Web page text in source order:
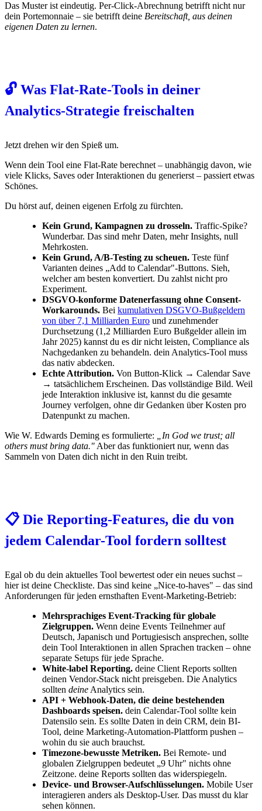
Das Muster ist eindeutig. Per-Click-Abrechnung betrifft nicht nur
dein Portemonnaie – sie betrifft deine Bereitschaft, aus deinen
eigenen Daten zu lernen.
🔓 Was Flat-Rate-Tools in deiner
Analytics-Strategie freischalten
Jetzt drehen wir den Spieß um.
Wenn dein Tool eine Flat-Rate berechnet – unabhängig davon, wie
viele Klicks, Saves oder Interaktionen du generierst – passiert etwas
Schönes.
Du hörst auf, deinen eigenen Erfolg zu fürchten.
Kein Grund, Kampagnen zu drosseln. Traffic-Spike?
Wunderbar. Das sind mehr Daten, mehr Insights, null
Mehrkosten.
Kein Grund, A/B-Testing zu scheuen. Teste fünf
Varianten deines „Add to Calendar"-Buttons. Sieh,
welcher am besten konvertiert. Du zahlst nicht pro
Experiment.
DSGVO-konforme Datenerfassung ohne Consent-
Workarounds. Bei kumulativen DSGVO-Bußgeldern
von über 7,1 Milliarden Euro und zunehmender
Durchsetzung (1,2 Milliarden Euro Bußgelder allein im
Jahr 2025) kannst du es dir nicht leisten, Compliance als
Nachgedanken zu behandeln. dein Analytics-Tool muss
das nativ abdecken.
Echte Attribution. Von Button-Klick → Calendar Save
→ tatsächlichem Erscheinen. Das vollständige Bild. Weil
jede Interaktion inklusive ist, kannst du die gesamte
Journey verfolgen, ohne dir Gedanken über Kosten pro
Datenpunkt zu machen.
Wie W. Edwards Deming es formulierte:
„In God we trust; all
others must bring data." Aber das funktioniert nur, wenn das
Sammeln von Daten dich nicht in den Ruin treibt.
📋 Die Reporting-Features, die du von
jedem Calendar-Tool fordern solltest
Egal ob du dein aktuelles Tool bewertest oder ein neues suchst –
hier ist deine Checkliste. Das sind keine „Nice-to-haves" – das sind
Anforderungen für jeden ernsthaften Event-Marketing-Betrieb:
Mehrsprachiges Event-Tracking für globale
Zielgruppen. Wenn deine Events Teilnehmer auf
Deutsch, Japanisch und Portugiesisch ansprechen, sollte
dein Tool Interaktionen in allen Sprachen tracken – ohne
separate Setups für jede Sprache.
White-label Reporting. deine Client Reports sollten
deinen Vendor-Stack nicht preisgeben. Die Analytics
sollten deine Analytics sein.
API + Webhook-Daten, die deine bestehenden
Dashboards speisen. dein Calendar-Tool sollte kein
Datensilo sein. Es sollte Daten in dein CRM, dein BI-
Tool, deine Marketing-Automation-Plattform pushen –
wohin du sie auch brauchst.
Timezone-bewusste Metriken. Bei Remote- und
globalen Zielgruppen bedeutet „9 Uhr" nichts ohne
Zeitzone. deine Reports sollten das widerspiegeln.
Device- und Browser-Aufschlüsselungen. Mobile User
interagieren anders als Desktop-User. Das musst du klar
sehen können.